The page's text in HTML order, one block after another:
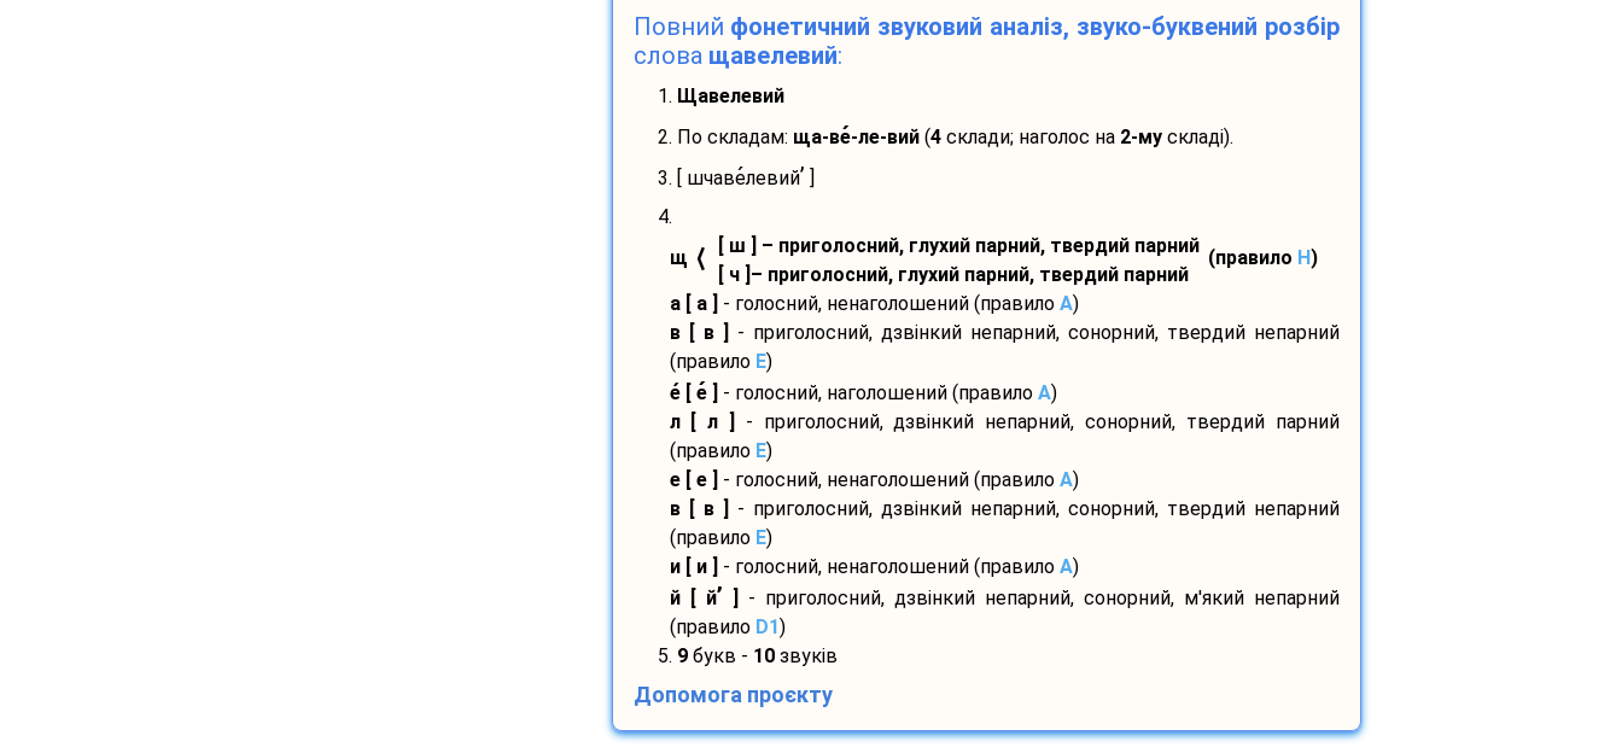
Повний фонетичний звуковий аналіз, звуко-буквений розбір
слова щавелевий:
1. Щавелевий
2. По складам: ща-ве-ле-вий(4склади; наголос на 2-мускладі).
3. [ шчавелевий’
4.
щ ⟨
[ ш ] – приголосний, глухий парний, твердий парний
[ ч ]– приголосний, глухий парний, твердий парний
(правило H)
а [ а ]
- голосний, ненаголошений (правило A)
в [ в ]
- приголосний, дзвінкий непарний, сонорний, твердий непарний
(правило E)
е[ е] - голосний, наголошений (правило A)
л [ л ]
- приголосний, дзвінкий непарний, сонорний, твердий парний
(правило E)
е [ е ]
- голосний, ненаголошений (правило A)
в [ в ]
- приголосний, дзвінкий непарний, сонорний, твердий непарний
(правило E)
и [ и ]
- голосний, ненаголошений (правило A)
й [ й’
- приголосний, дзвінкий непарний, сонорний, м'який непарний
(правило D1)
5. 9букв - 10звуків
Допомога проєкту